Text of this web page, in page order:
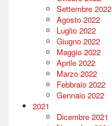
Settembre 2022
Agosto 2022
Luglio 2022
Giugno 2022
Maggio 2022
Aprile 2022
Marzo 2022
Febbraio 2022
Gennaio 2022
2021
Dicembre 2021